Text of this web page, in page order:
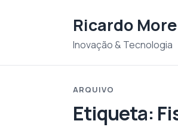
Ricardo
Inovação & Tecnologia
ARQUIVO
Etiqueta: